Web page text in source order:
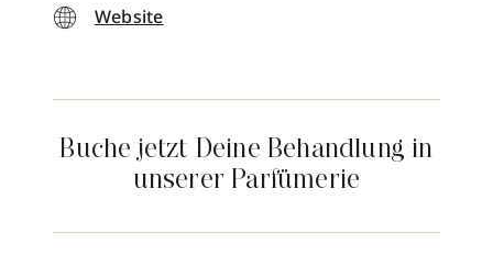
Website
Buche jetzt Deine Behandlung in
unserer Parfümerie